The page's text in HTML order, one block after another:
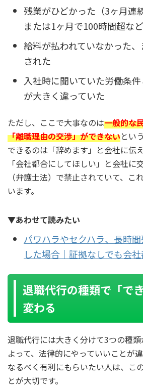
残業がひどかった（3ヶ月連
または1ヶ月で100時間超など
給料が払われていなかった
された
入社時に聞いていた労働条
が大きく違っていた
ただし、ここで大事なのは一般的な
「離職理由の交渉」ができないとい
できるのは「辞めます」と会社に伝
「会社都合にしてほしい」と会社に
（弁護士法）で禁止されていて、こ
います。
▼あわせて読みたい
パワハラやセクハラ、長時
した場合｜証拠なしでも会社
退職代行の種類で「で
変わる
退職代行には大きく分けて3つの種
よって、法律的にやっていいことが
なるべく有利にもらいたい人は、こ
とが大切です。